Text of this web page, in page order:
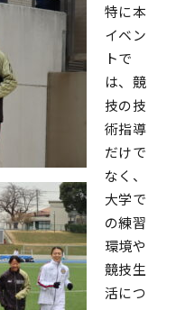
特に本
イベン
トで
は、競
技の技
術指導
だけで
なく、
大学で
の練習
環境や
競技生
活につ